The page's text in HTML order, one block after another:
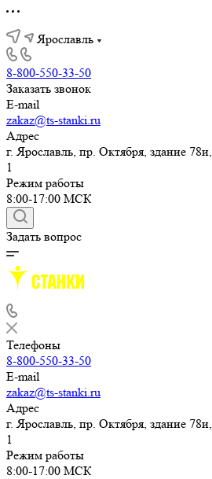
Ярославль
8-800-550-33-50
Заказать звонок
E-mail
zakaz@ts-stanki.ru
Адрес
г. Ярославль, пр. Октября, здание
1
Режим работы
8:00-17:00 МСК
Задать вопрос
Телефоны
8-800-550-33-50
E-mail
zakaz@ts-stanki.ru
Адрес
г. Ярославль, пр. Октября, здание
1
Режим работы
8:00-17:00 МСК